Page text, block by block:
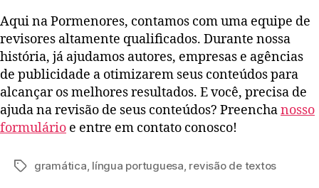
Aqui na Pormenores, contamos com uma equipe de
revisores altamente qualificados. Durante nossa
história, já ajudamos autores, empresas e agências
de publicidade a otimizarem seus conteúdos para
alcançar os melhores resultados. E você, precisa de
ajuda na revisão de seus conteúdos? Preenchanosso
formulário e entre em contato conosco!
gramática, língua portuguesa, revisão de textos